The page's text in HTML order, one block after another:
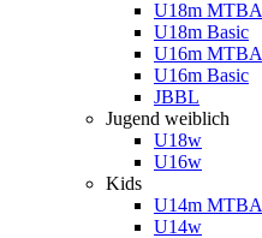
U18m MTBA
U18m Basic
U16m MTBA
U16m Basic
JBBL
Jugend weiblich
U18w
U16w
Kids
U14m MTBA
U14w